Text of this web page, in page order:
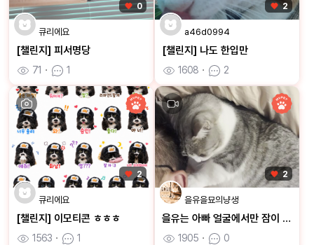
0
큐리에요
[챌린지] 피서명당
71 ㆍ 1
2
a46d0994
[챌린지] 나도 한입만
1608 ㆍ 2
2
큐리에요
[챌린지] 이모티콘 ㅎㅎㅎ
1563 ㆍ 1
2
을유을묘의냥생
을유는 아빠 얼굴에서만 잠이 와요
1905 ㆍ 0